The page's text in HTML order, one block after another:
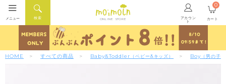
ONLINE STORE アカウン
ト
検索
メニュー カート
0
HOME すべての商品 Baby&Toddler （ベビー&キッズ） Boy （男の子）